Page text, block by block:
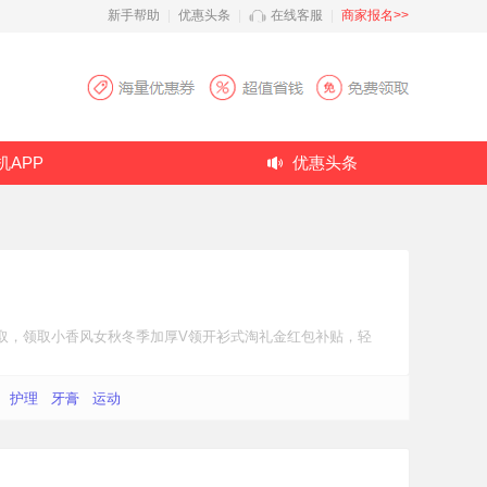
新手帮助 优惠头条 在线客服 商家报名>>
APP 优惠头条
，领取小香风女秋冬季加厚V领开衫式淘礼金红包补贴 ，轻
护理 牙膏 运动